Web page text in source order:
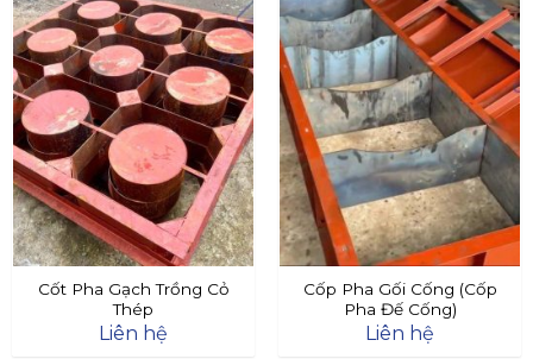
Cốt Pha Gạch Trồng Cỏ
Thép
Liên hệ
Cốp Pha Gối Cống (Cốp
Pha Đế Cống)
Liên hệ